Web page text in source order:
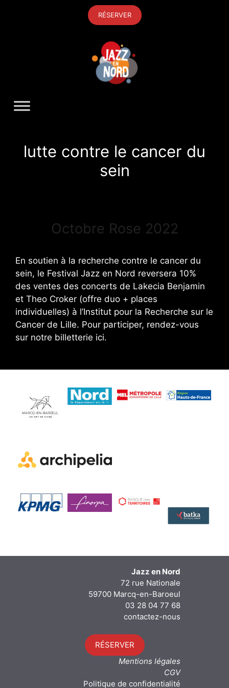
RÉSERVER
lutte contre le cancer du
sein
Octobre Rose 2022
En soutien à la recherche contre le cancer du
sein, le Festival Jazz en Nord reversera 10%
des ventes des concerts de Lakecia Benjamin
et Theo Croker (offre duo + places
individuelles) à l’Institut pour la Recherche sur le
Cancer de Lille. Pour participer, rendez-vous
sur notre billetterie ici.
Jazz en Nord
72 rue Nationale
59700 Marcq-en-Baroeul
03 28 04 77 68
contactez-nous
RÉSERVER
Mentions légales
CGV
Politique de confidentialité